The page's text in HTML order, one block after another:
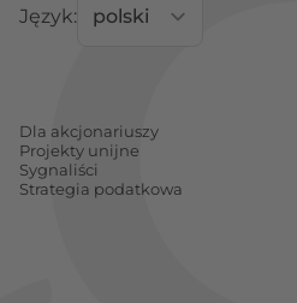
Język:
Dla akcjonariuszy
Projekty unijne
Sygnaliści
Strategia podatkowa